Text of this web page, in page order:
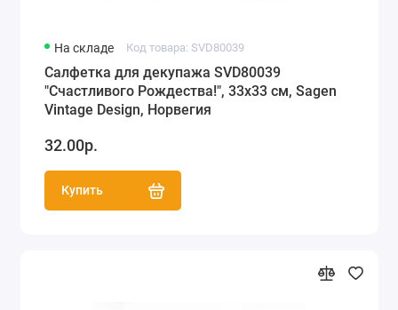
На складе Код товара: SVD80039
Салфетка для декупажа SVD80039
"Счастливого Рождества!", 33х33 см, Sagen
Vintage Design, Норвегия
32.00р.
Купить